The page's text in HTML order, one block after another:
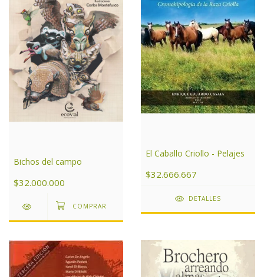
Bichos del campo
$32.000.000
El Caballo Criollo - Pelajes
$32.666.667
DETALLES